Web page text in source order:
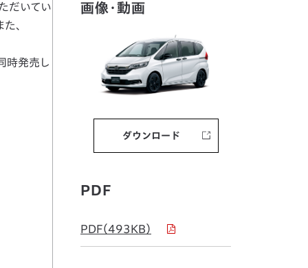
だいてい
、
時発売し
画像・動画
ダウンロード
PDF
PDF（493KB）